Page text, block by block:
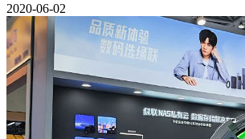
2020-06-02